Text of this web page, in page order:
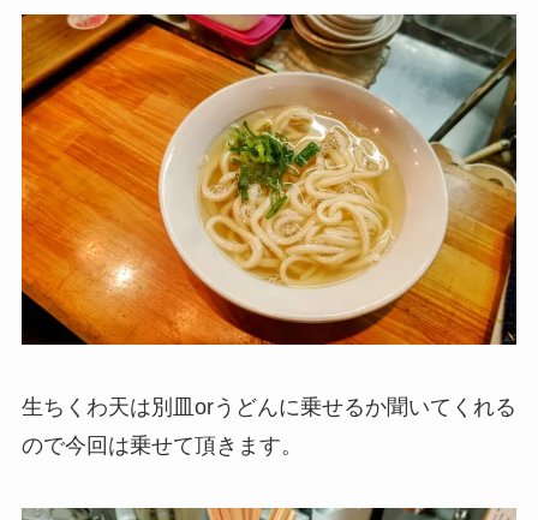
生ちくわ天は別皿orうどんに乗せるか聞いてくれる
ので今回は乗せて頂きます。